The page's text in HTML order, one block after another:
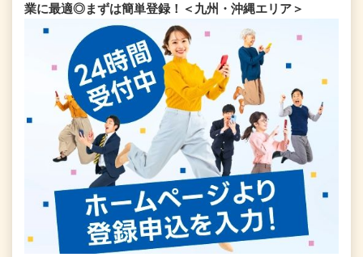
業に最適◎まずは簡単登録！＜九州・沖縄エリア＞